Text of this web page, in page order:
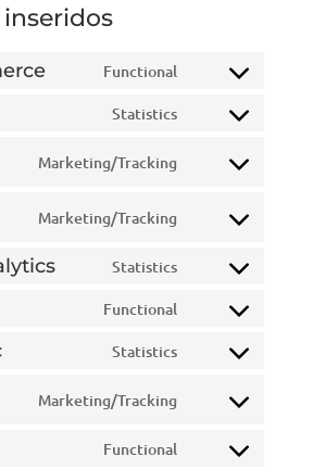
inseridos
Functional
Consent
woocommerce
Statistics
Consent
service
Marketing/Tracking
Consent
service
adsense
Marketing/Tracking
Consent
service
microsoft-
Statistics
Consent
google-
Functional
Consent
wordpress
Statistics
Consent
service
Marketing/Tracking
Consent
service
Functional
Consent